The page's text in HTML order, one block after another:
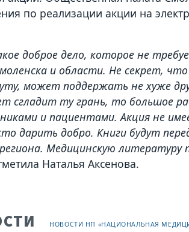
по реализации акции на
доброе дело, которое не
и области. Не секрет,
может поддержать не хуже
сгладит ту грань, то большое
и пациентами. Акция не
дарить добро. Книги будут
Медицинскую литературу
Наталья Аксенова.
НОВОСТИ НП «НАЦИОНАЛЬНАЯ